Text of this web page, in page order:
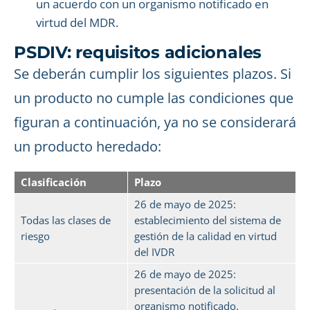
un acuerdo con un organismo notificado en
virtud del MDR.
PSDIV: requisitos adicionales
Se deberán cumplir los siguientes plazos. Si
un producto no cumple las condiciones que
figuran a continuación, ya no se considerará
un producto heredado:
Clasificación Plazo
Todas las clases de
riesgo
26 de mayo de 2025:
establecimiento del sistema de
gestión de la calidad en virtud
del IVDR
26 de mayo de 2025:
presentación de la solicitud al
organismo notificado.